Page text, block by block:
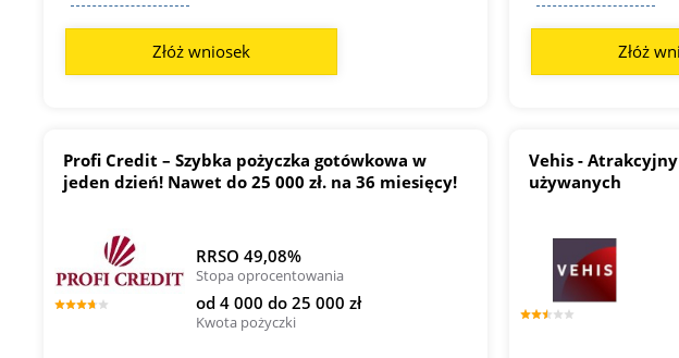
Złóż wniosek Złóż
Profi Credit – Szybka pożyczka gotówkowa w
jeden dzień! Nawet do 25 000 zł. na 36 miesięcy!
RRSO 49,08%
Stopa oprocentowania
od 4 000 do 25 000 zł
Kwota pożyczki
Vehis -
używanych